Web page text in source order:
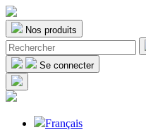
Nos produits
Se connecter
Français